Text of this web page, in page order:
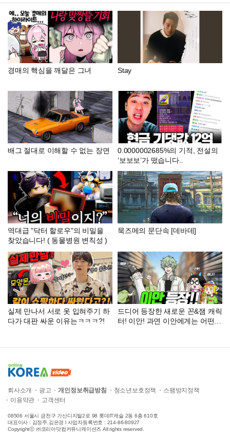
경매의 핵심을 깨달은 그녀 Stay
배그 절대로 이해할 수 없는 장면
0.0000002685%의 기적, 전설의
‘보보보’가 떴습니다..
역대급 "닥터 할로우"의 비밀을
찾았습니다! ( 동물병원 변칙성 )
묵즈메의 문단속 [데바데]
실제 만나서 서로 옷 입혀주기 하
다가 대판 싸운 이유는ㅋㅋㅋ?!
드디어 등장한 새로운 꼰&잼 캐릭
터! 이안! 과연 이안에게는 어떤
회사소개 광고 개인정보취급방침 청소년보호정책
스팸방지정책
이용약관
고객센터
08506 서울시 금천구 가산디지털2로 98 롯데IT캐슬 2동 6층 610호
대표이사 : 김정주,김은경 l 사업자등록번호 : 214-86-80927
Copyrightⓒ ㈜코리아닷컴커뮤니케이션즈 All rights reserved.